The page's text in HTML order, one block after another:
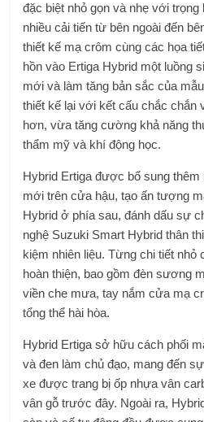
đặc biệt nhỏ gọn và nhẹ với
nhiều cải tiến từ bên ngoài đến
thiết kế mạ crôm cùng các họa
hồn vào Ertiga Hybrid một luồng
mới và làm tăng bản sắc của
thiết kế lại với kết cấu chắc chắn
hơn, vừa tăng cường khả năng
thẩm mỹ và khí động học.
Hybrid Ertiga được bổ sung
mới trên cửa hậu, tạo ấn tượng
Hybrid ở phía sau, đánh dấu sự
nghệ Suzuki Smart Hybrid thân
kiệm nhiên liệu. Từng chi tiết
hoàn thiện, bao gồm đèn sương
viền che mưa, tay nắm cửa mạ
tổng thể hài hòa.
Hybrid Ertiga sở hữu cách phối
và đen làm chủ đạo, mang đến
xe được trang bị ốp nhựa vân
vân gỗ trước đây. Ngoài ra,